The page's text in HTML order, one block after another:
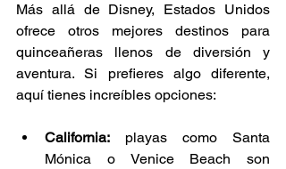
Más allá de Disney, Estados Unidos
ofrece otros mejores destinos para
quinceañeras llenos de diversión y
aventura. Si prefieres algo diferente,
aquí tienes increíbles opciones:
California: playas como Santa
Mónica o Venice Beach son